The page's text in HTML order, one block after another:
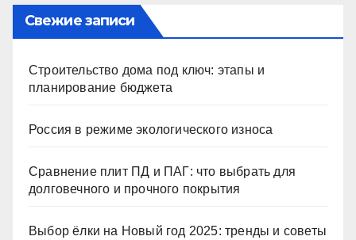
Свежие записи
Строительство дома под ключ: этапы и
планирование бюджета
Россия в режиме экологического износа
Сравнение плит ПД и ПАГ: что выбрать для
долговечного и прочного покрытия
Выбор ёлки на Новый год 2025: тренды и советы